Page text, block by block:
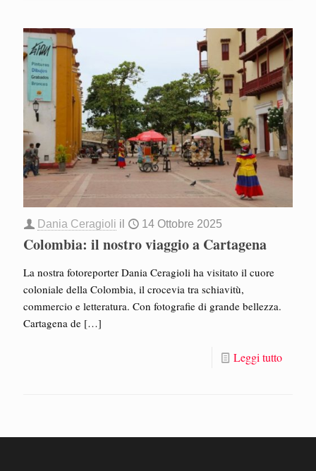
Dania Ceragioli il 14 Ottobre 2025
Colombia: il nostro viaggio a Cartagena
La nostra fotoreporter Dania Ceragioli ha visitato il cuore
coloniale della Colombia, il crocevia tra schiavitù,
commercio e letteratura. Con fotografie di grande bellezza.
Cartagena de […]
Leggi tutto